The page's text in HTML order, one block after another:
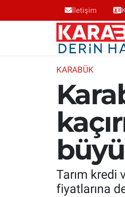
İletişim
KARABÜK
Tarım kredi
fiyatlarına
Karabük Nöbetçi
Karabük Hava Durumu
Karabük Trafik Yoğunluk
Süper Lig Puan Durumu
Tüm Manşetler
Son Dakika Haberleri
Haber Arşivi